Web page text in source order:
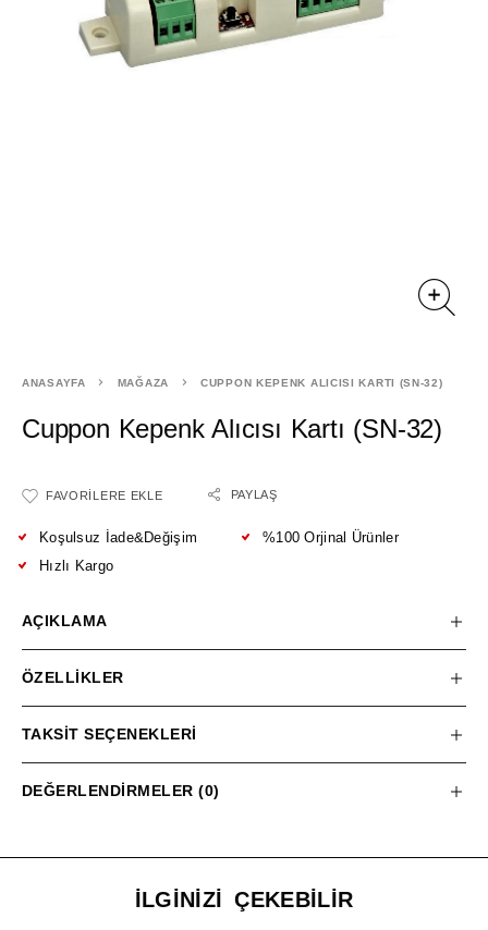
ANASAYFA MAĞAZA CUPPON KEPENK ALICISI KARTI (SN-32)
Cuppon Kepenk Alıcısı Kartı (SN-32)
FAVORILERE EKLE PAYLAŞ
Koşulsuz İade&Değişim
Hızlı Kargo
%100 Orjinal Ürünler
AÇIKLAMA
ÖZELLIKLER
TAKSIT SEÇENEKLERI
DEĞERLENDIRMELER (0)
İLGINIZI ÇEKEBILIR